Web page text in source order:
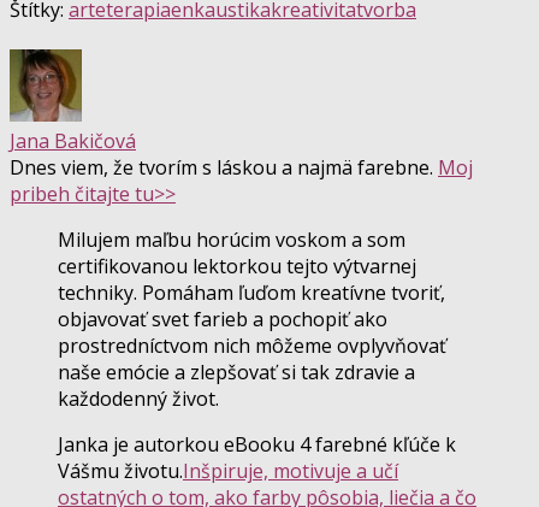
Štítky: arteterapiaenkaustikakreativitatvorba
Jana Bakičová
Dnes viem, že tvorím s láskou a najmä farebne. Moj
pribeh čitajte tu>>
Milujem maľbu horúcim voskom a som
certifikovanou lektorkou tejto výtvarnej
techniky. Pomáham ľuďom kreatívne tvoriť,
objavovať svet farieb a pochopiť ako
prostredníctvom nich môžeme ovplyvňovať
naše emócie a zlepšovať si tak zdravie a
každodenný život.
Janka je autorkou eBooku 4 farebné kľúče k
Vášmu životu.Inšpiruje, motivuje a učí
ostatných o tom, ako farby pôsobia, liečia a čo